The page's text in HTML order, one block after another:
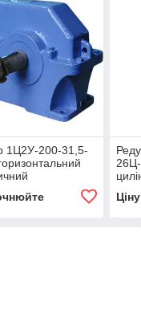
1Ц2У-200-31,5-